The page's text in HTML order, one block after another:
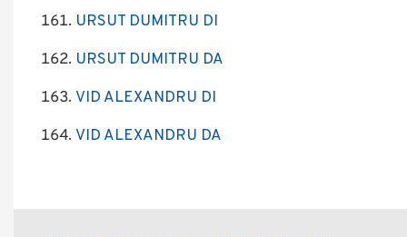
URSUT DUMITRU DI
URSUT DUMITRU DA
VID ALEXANDRU DI
VID ALEXANDRU DA